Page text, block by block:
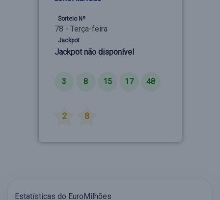
Sorteio Nº
78 - Terça-feira
Jackpot
Jackpot não disponível
3 8 15 17 48
2 8
Estatísticas do EuroMilhões